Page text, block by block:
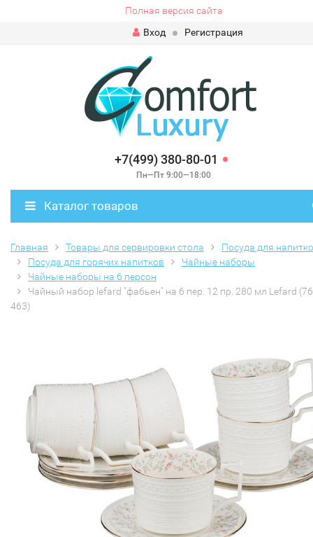
Полная версия сайта
Вход
Регистрация
+7(499) 380-80-01
Пн—Пт 9:00—18:00
Каталог товаров
Главная Товары для сервировки стола
Посуда для
Посуда для горячих напитков
Чайные наборы
Чайные наборы на 6 персон
Чайный набор lefard "фабьен" на 6 пер. 12 пр. 280 мл Lefard
463)